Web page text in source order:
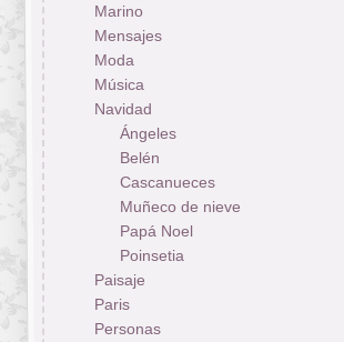
Marino
Mensajes
Moda
Música
Navidad
Ángeles
Belén
Cascanueces
Muñeco de nieve
Papá Noel
Poinsetia
Paisaje
Paris
Personas